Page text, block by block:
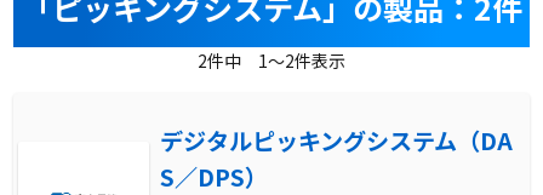
2件中 1～2件表示
デジタルピッキングシステム（DA
S／DPS）